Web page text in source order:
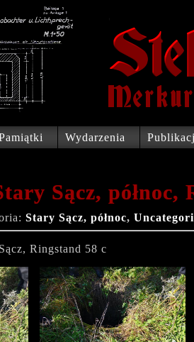
Wydarzenia
Sącz, północ,
Stary Sącz, północ,
Ringstand 58 c